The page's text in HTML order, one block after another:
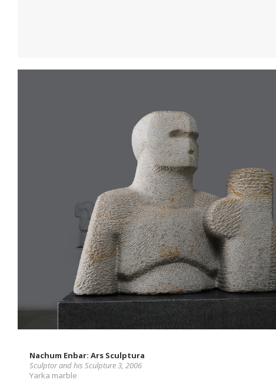
Nachum Enbar: Ars Sculptura
Sculptor and his Sculpture 3, 2006
Yarka marble